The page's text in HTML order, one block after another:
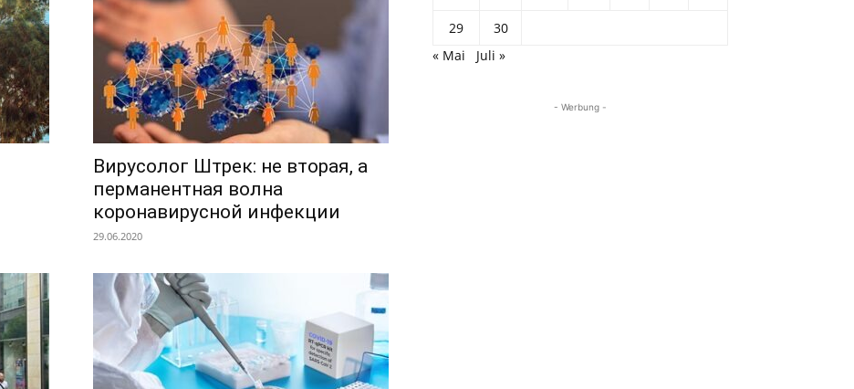
Вирусолог Штрек: не вторая, а
перманентная волна
коронавирусной инфекции
29.06.2020
29
30
« Mai
Juli »
- Werbung -